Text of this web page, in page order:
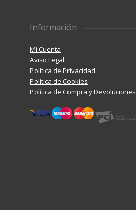
Información
Mi Cuenta
Aviso Legal
Política de Privacidad
Política de Cookies
Política de Compra y Devoluciones